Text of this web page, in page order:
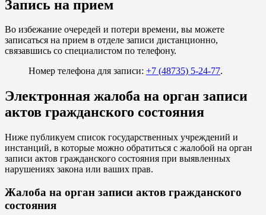
Запись на прием
Во избежание очередей и потери времени, вы можете
записаться на прием в отделе записи дистанционно,
связавшись со специалистом по телефону.
Номер телефона для записи: +7 (48735) 5-24-77.
Электронная жалоба на орган записи
актов гражданского состояния
Ниже публикуем список государственных учреждений и
инстанций, в которые можно обратиться с жалобой на орган
записи актов гражданского состояния при выявленных
нарушениях закона или ваших прав.
Жалоба на орган записи актов гражданского
состояния